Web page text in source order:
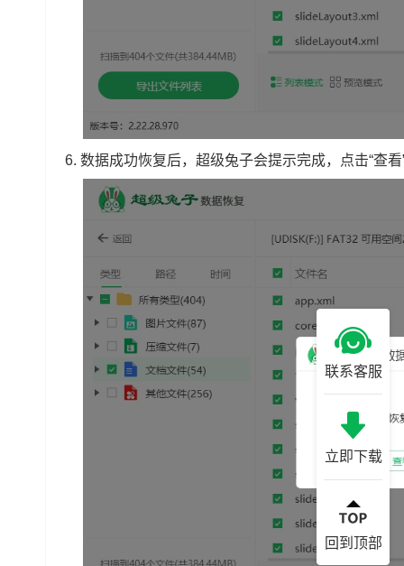
6. 数据成功恢复后，超级兔子会提示完成，点击“查
联系客服
立即下载
回到顶部